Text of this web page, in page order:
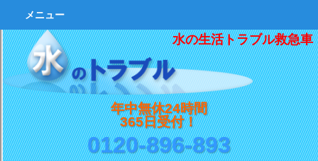
水の生活トラブル救急車
年中無休24時間
365日受付！
0120-896-893
メニュー